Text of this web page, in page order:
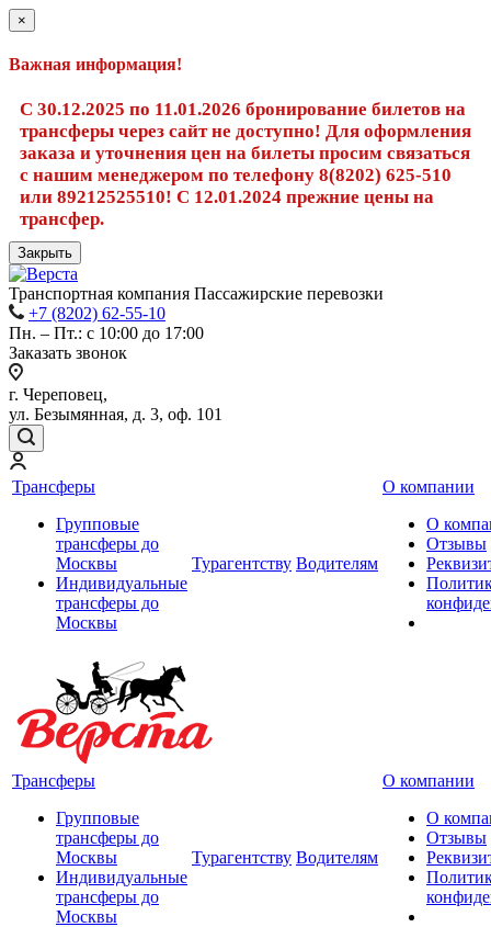
×
Важная информация!
С 30.12.2025 по 11.01.2026 бронирование билетов на
трансферы через сайт не доступно! Для оформления
заказа и уточнения цен на билеты просим связаться
с нашим менеджером по телефону 8(8202) 625-510
или 89212525510! С 12.01.2024 прежние цены на
трансфер.
Закрыть
Транспортная компания Пассажирские перевозки
+7 (8202) 62-55-10
Пн. – Пт.: с 10:00 до 17:00
Заказать звонок
г. Череповец,
ул. Безымянная, д. 3, оф. 101
Трансферы
Групповые
трансферы до
Москвы
Индивидуальные
трансферы до
Москвы
Турагентству Водителям
О компании
О
Отзывы
Трансферы
Групповые
трансферы до
Москвы
Индивидуальные
трансферы до
Москвы
Турагентству Водителям
О компании
О
Отзывы